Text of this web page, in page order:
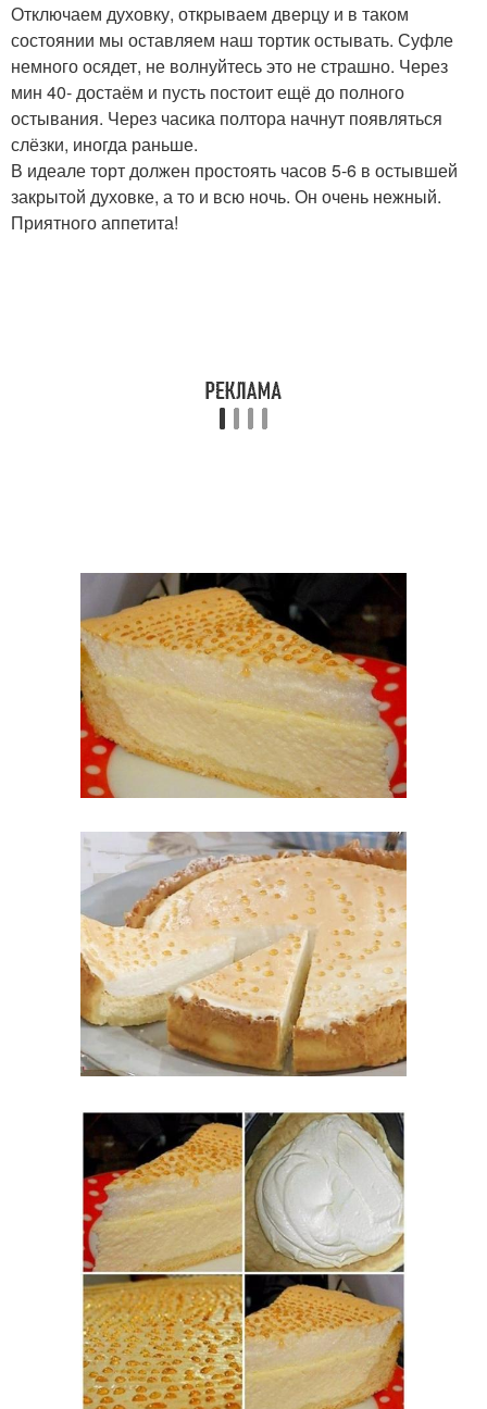
Отключаем духовку, открываем дверцу и в таком
состоянии мы оставляем наш тортик остывать. Суфле
немного осядет, не волнуйтесь это не страшно. Через
мин 40- достаём и пусть постоит ещё до полного
остывания. Через часика полтора начнут появляться
слёзки, иногда раньше.
В идеале торт должен простоять часов 5-6 в остывшей
закрытой духовке, а то и всю ночь. Он очень нежный.
Приятного аппетита!